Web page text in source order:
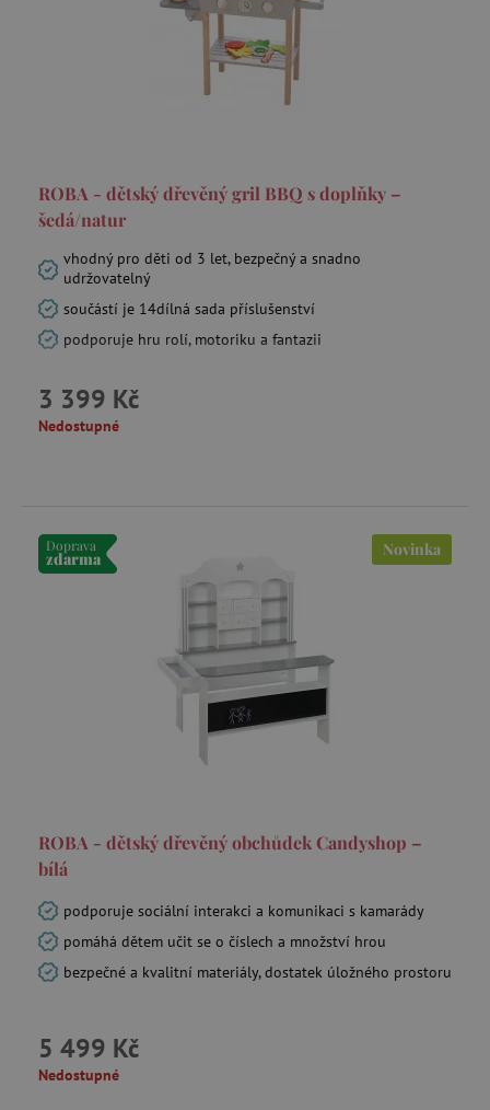
ROBA - dětský dřevěný gril BBQ s doplňky –
šedá/natur
vhodný pro děti od 3 let, bezpečný a snadno
udržovatelný
součástí je 14dílná sada příslušenství
podporuje hru rolí, motoriku a fantazii
3 399 Kč
Nedostupné
Doprava
zdarma Novinka
ROBA - dětský dřevěný obchůdek Candyshop –
bílá
podporuje sociální interakci a komunikaci s kamarády
pomáhá dětem učit se o číslech a množství hrou
bezpečné a kvalitní materiály, dostatek úložného prostoru
5 499 Kč
Nedostupné